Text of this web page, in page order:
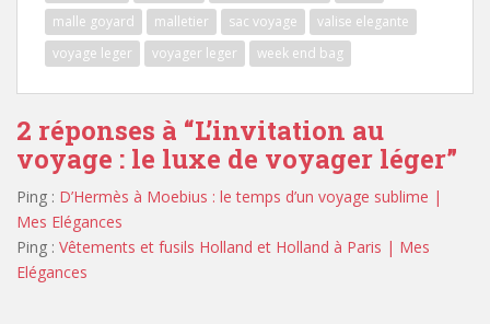
malle goyard
malletier sac voyage
valise elegante
voyage leger
voyager leger week end bag
2 réponses à “L’invitation au
voyage : le luxe de voyager léger”
Ping : D’Hermès à Moebius : le temps d’un voyage sublime |
Mes Elégances
Ping : Vêtements et fusils Holland et Holland à Paris | Mes
Elégances